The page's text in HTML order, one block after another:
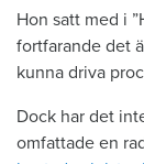
Hon satt med i
fortfarande det
kunna driva
Dock har det
omfattade en